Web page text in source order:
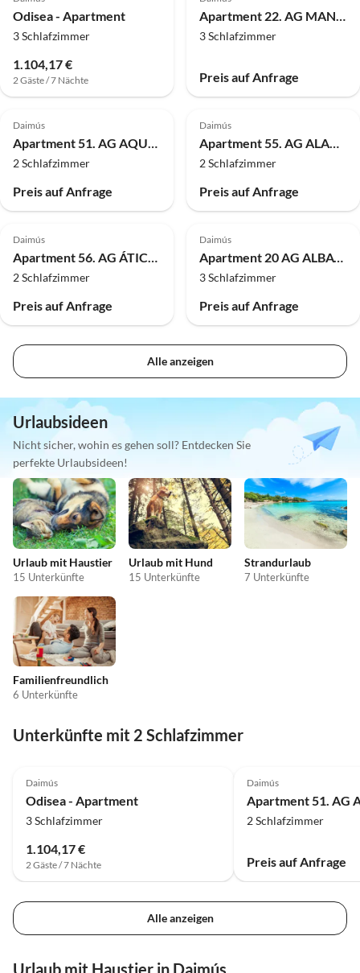
Odisea - Apartment
3 Schlafzimmer
1.104,17 €
2 Gäste / 7 Nächte
Apartment 22. AG MANILA 5 PREMIUM
3 Schlafzimmer
Preis auf Anfrage
Daimús
Apartment 51. AG AQUARIUM 6
2 Schlafzimmer
Preis auf Anfrage
Daimús
Apartment 55. AG ALAMO 8C
2 Schlafzimmer
Preis auf Anfrage
Daimús
Apartment 56. AG ÁTICO ALAMO 9C
2 Schlafzimmer
Preis auf Anfrage
Daimús
Apartment 20 AG ALBATROS 9 PREMIUM
3 Schlafzimmer
Preis auf Anfrage
Alle anzeigen
Urlaubsideen
Nicht sicher, wohin es gehen soll? Entdecken Sie
perfekte Urlaubsideen!
Urlaub mit Haustier
15 Unterkünfte
Urlaub mit Hund
15 Unterkünfte
Strandurlaub
7 Unterkünfte
Familienfreundlich
6 Unterkünfte
Unterkünfte mit 2 Schlafzimmer
Daimús
Odisea - Apartment
3 Schlafzimmer
1.104,17 €
2 Gäste / 7 Nächte
Daimús
Apartment 51. AG
2 Schlafzimmer
Preis auf Anfrage
Alle anzeigen